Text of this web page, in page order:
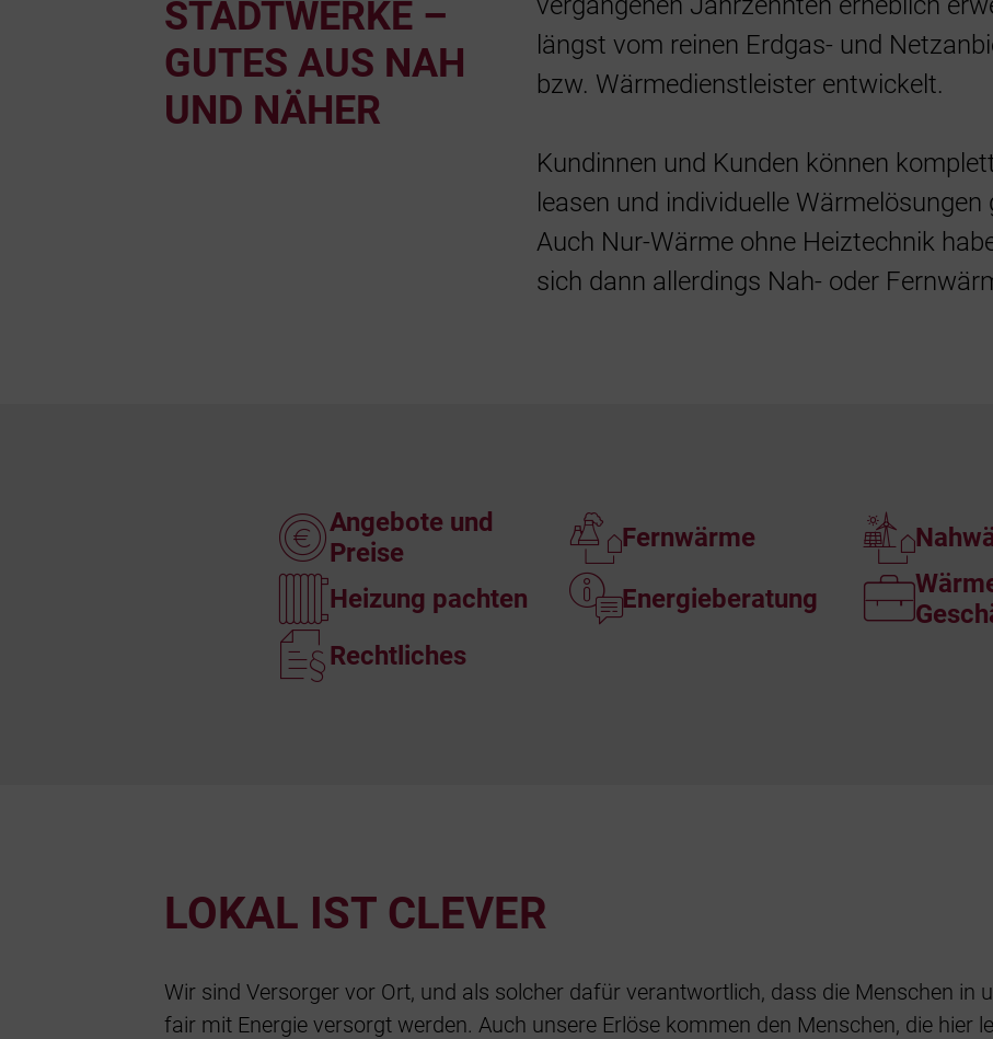
STADTWERKE –
GUTES AUS NAH
UND NÄHER
längst vom reinen Erdgas- und
bzw. Wärmedienstleister entwickelt.
Kundinnen und Kunden können
leasen und individuelle
Auch Nur-Wärme ohne Heiztechnik
sich dann allerdings Nah- oder
Angebote und
Preise
Fernwärme
Heizung pachten
Energieberatung
Rechtliches
LOKAL IST CLEVER
Wir sind Versorger vor Ort, und als solcher dafür verantwortlich, dass die Menschen in
fair mit Energie versorgt werden. Auch unsere Erlöse kommen den Menschen, die hier